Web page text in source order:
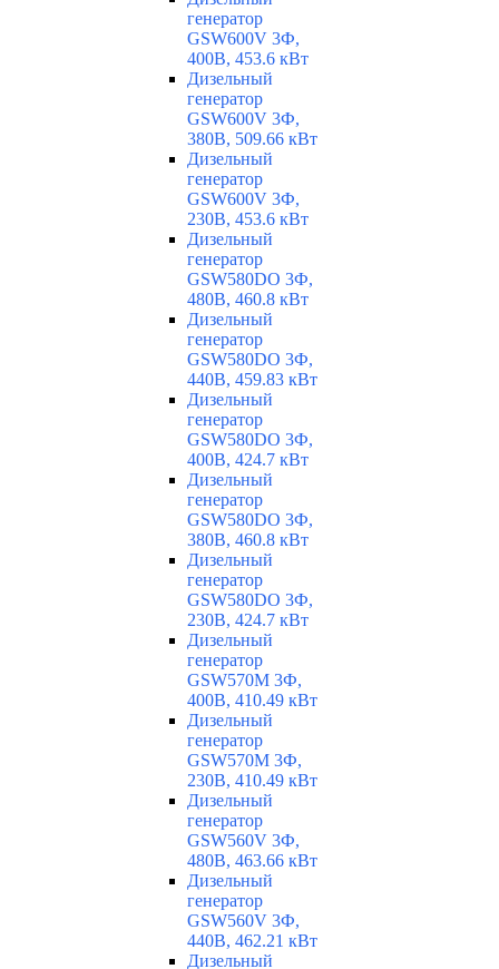
генератор
GSW600V 3Ф,
400В, 453.6 кВт
Дизельный
генератор
GSW600V 3Ф,
380В, 509.66 кВт
Дизельный
генератор
GSW600V 3Ф,
230В, 453.6 кВт
Дизельный
генератор
GSW580DO 3Ф,
480В, 460.8 кВт
Дизельный
генератор
GSW580DO 3Ф,
440В, 459.83 кВт
Дизельный
генератор
GSW580DO 3Ф,
400В, 424.7 кВт
Дизельный
генератор
GSW580DO 3Ф,
380В, 460.8 кВт
Дизельный
генератор
GSW580DO 3Ф,
230В, 424.7 кВт
Дизельный
генератор
GSW570M 3Ф,
400В, 410.49 кВт
Дизельный
генератор
GSW570M 3Ф,
230В, 410.49 кВт
Дизельный
генератор
GSW560V 3Ф,
480В, 463.66 кВт
Дизельный
генератор
GSW560V 3Ф,
440В, 462.21 кВт
Дизельный